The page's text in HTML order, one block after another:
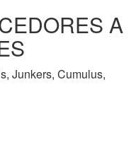
A
Junkers, Cumulus,